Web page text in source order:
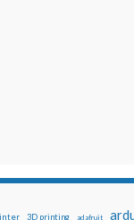
3D printing adafruit